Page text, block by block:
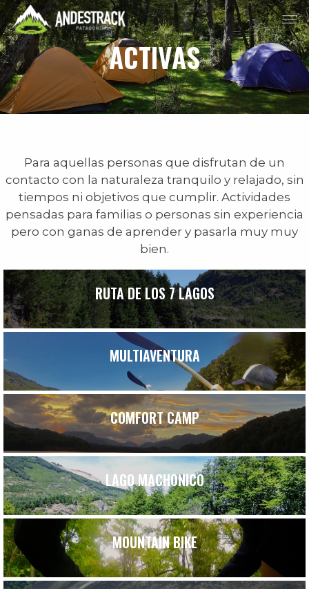
ACTIVAS
Para aquellas personas que disfrutan de un
contacto con la naturaleza tranquilo y relajado, sin
tiempos ni objetivos que cumplir. Actividades
pensadas para familias o personas sin experiencia
pero con ganas de aprender y pasarla muy muy
bien.
RUTA DE LOS 7 LAGOS
MULTIAVENTURA
COMFORT CAMP
LAGO MACHONICO
MOUNTAIN BIKE